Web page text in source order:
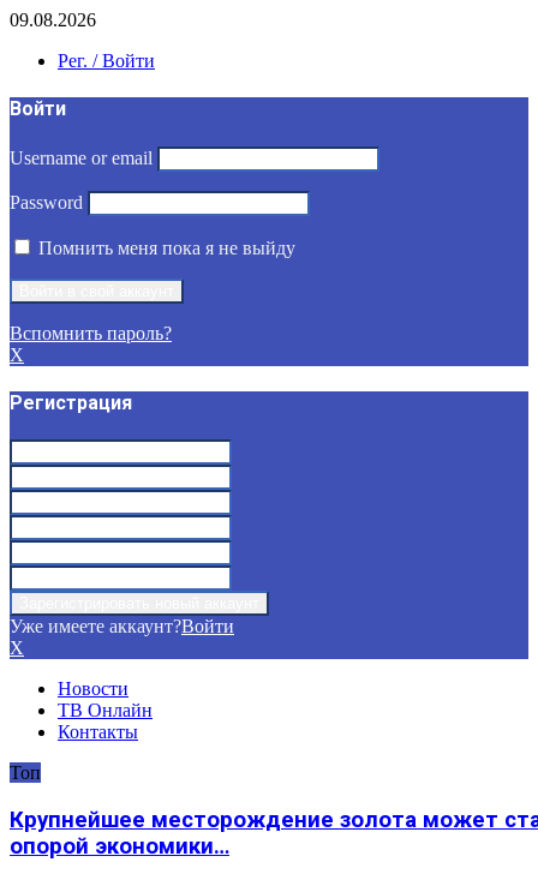
09.08.2026
Рег. / Войти
Войти
Username or email
Password
Помнить меня пока я не выйду
Вспомнить пароль?
X
Регистрация
Уже имеете аккаунт?Войти
X
Новости
ТВ Онлайн
Контакты
Топ
Крупнейшее месторождение золота может
опорой экономики…